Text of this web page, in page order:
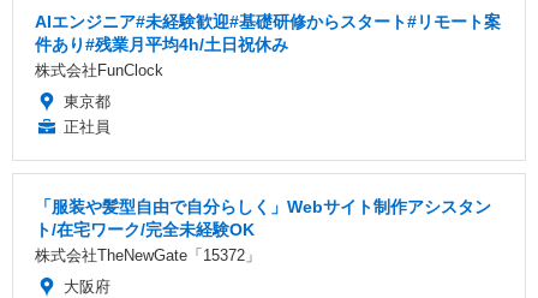
AIエンジニア#未経験歓迎#基礎研修からスタート#リモート案
件あり#残業月平均4h/土日祝休み
株式会社FunClock
東京都
正社員
「服装や髪型自由で自分らしく」Webサイト制作アシスタン
ト/在宅ワーク/完全未経験OK
株式会社TheNewGate「15372」
大阪府